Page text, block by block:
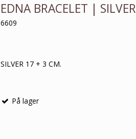
EDNA BRACELET | SILVER
6609
SILVER 17 + 3 CM.
På lager